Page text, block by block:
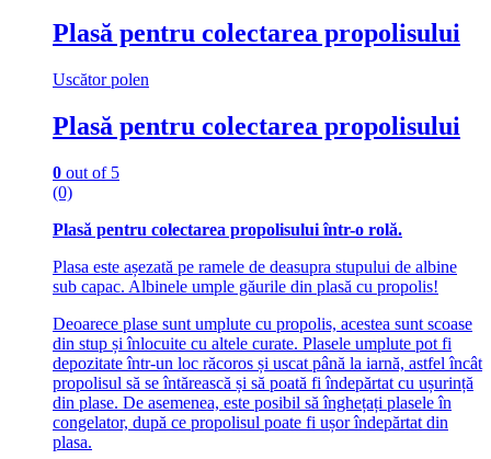
Plasă pentru colectarea propolisului
Uscător polen
Plasă pentru colectarea propolisului
0 out of 5
(0)
Plasă pentru colectarea propolisului într-o rolă.
Plasa este așezată pe ramele de deasupra stupului de albine
sub capac. Albinele umple găurile din plasă cu propolis!
Deoarece plase sunt umplute cu propolis, acestea sunt scoase
din stup și înlocuite cu altele curate. Plasele umplute pot fi
depozitate într-un loc răcoros și uscat până la iarnă, astfel încât
propolisul să se întărească și să poată fi îndepărtat cu ușurință
din plase. De asemenea, este posibil să înghețați plasele în
congelator, după ce propolisul poate fi ușor îndepărtat din
plasa.